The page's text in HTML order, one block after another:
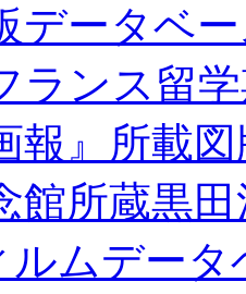
データベ
ランス留
報』所載
館所蔵黒
ルムデータ